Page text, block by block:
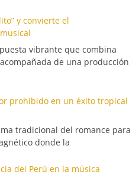
y convierte el
vibrante que combina
de una producción
prohibido en un éxito tropical
tradicional del romance para
donde la
del Perú en la música